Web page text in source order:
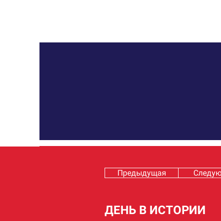
Предыдущая
ДЕНЬ В ИСТОРИИ